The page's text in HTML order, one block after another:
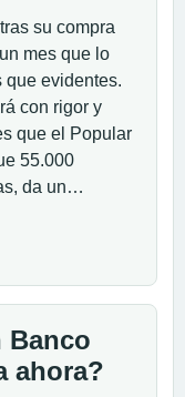
su compra
mes que lo
que evidentes.
con rigor y
que el Popular
55.000
da un…
Banco
ahora?